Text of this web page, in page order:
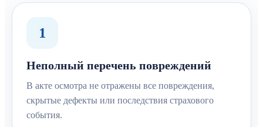
1
Неполный перечень повреждений
В акте осмотра не отражены все повреждения,
скрытые дефекты или последствия страхового
события.